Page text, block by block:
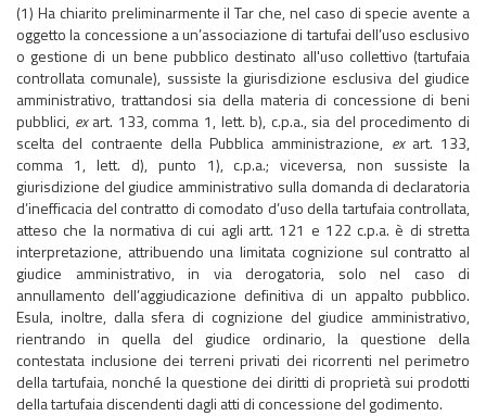
(1) Ha chiarito preliminarmente il Tar che, nel caso di specie avente a
oggetto la concessione a un’associazione di tartufai dell’uso esclusivo
o gestione di un bene pubblico destinato all'uso collettivo (tartufaia
controllata comunale), sussiste la giurisdizione esclusiva del giudice
amministrativo, trattandosi sia della materia di concessione di beni
pubblici, exart. 133, comma 1, lett. b), c.p.a., sia del procedimento di
scelta del contraente della Pubblica amministrazione, exart. 133,
comma 1, lett. d), punto 1), c.p.a.; viceversa, non sussiste la
giurisdizione del giudice amministrativo sulla domanda di declaratoria
d’inefficacia del contratto di comodato d’uso della tartufaia controllata,
atteso che la normativa di cui agli artt. 121 e 122 c.p.a. è di stretta
interpretazione, attribuendo una limitata cognizione sul contratto al
giudice amministrativo, in via derogatoria, solo nel caso di
annullamento dell’aggiudicazione definitiva di un appalto pubblico.
Esula, inoltre, dalla sfera di cognizione del giudice amministrativo,
rientrando in quella del giudice ordinario, la questione della
contestata inclusione dei terreni privati dei ricorrenti nel perimetro
della tartufaia, nonché la questione dei diritti di proprietà sui prodotti
della tartufaia discendenti dagli atti di concessione del godimento.